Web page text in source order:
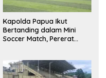
Kapolda Papua Ikut
Bertanding dalam Mini
Soccer Match, Pererat